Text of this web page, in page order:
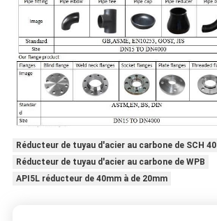
Réducteur de tuyau d'acier au carbone de SCH 40
Réducteur de tuyau d'acier au carbone de WPB
API5L réducteur de 40mm à de 20mm